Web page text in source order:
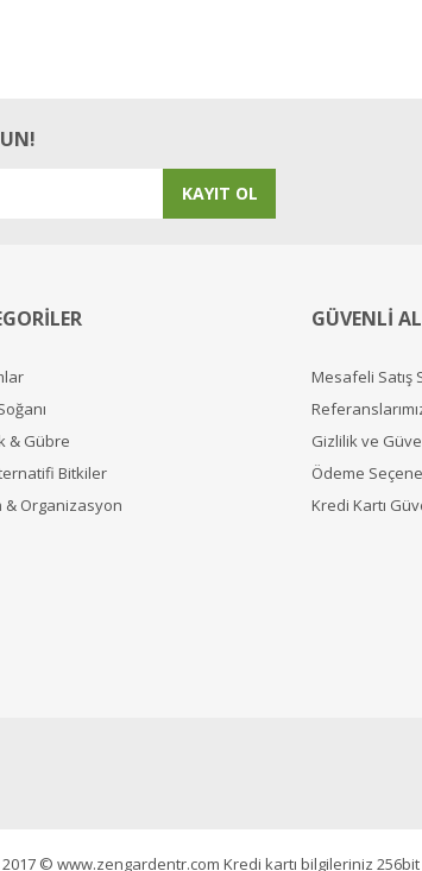
KAYIT OL
& Gübre
Bitkiler
& Organizasyon
GÜVENLİ
Mesafeli Satış
Gizlilik ve
Ödeme
Kredi Kartı
© www.zengardentr.com Kredi kartı bilgileriniz